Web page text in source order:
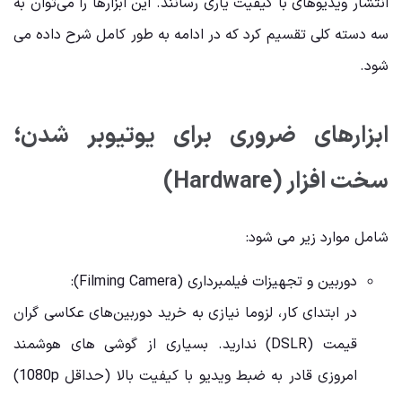
سه دسته کلی تقسیم کرد که در ادامه به طور کامل شرح داده می
شود.
ابزارهای ضروری برای یوتیوبر شدن؛
سخت افزار (Hardware)
شامل موارد زیر می شود:
دوربین و تجهیزات فیلمبرداری (Filming Camera):
در ابتدای کار، لزوما نیازی به خرید دوربین‌های عکاسی گران
‌قیمت (DSLR) ندارید. بسیاری از گوشی‌ های هوشمند
امروزی قادر به ضبط ویدیو با کیفیت بالا (حداقل 1080p)